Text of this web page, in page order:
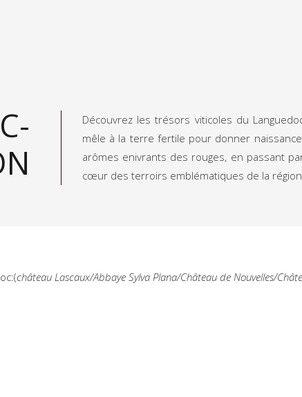
Découvrez les trésors viticoles du
mêle à la terre fertile pour donner
arômes enivrants des rouges, en passant
cœur des terroirs emblématiques de la
château Lascaux/Abbaye Sylva Plana/Château de Nouvelles/